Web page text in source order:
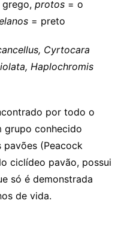
protos= o
= preto
Cyrtocara
Haplochromis
por todo o
grupo conhecido
(Peacock
ciclídeo pavão, possui
só é demonstrada
de vida.